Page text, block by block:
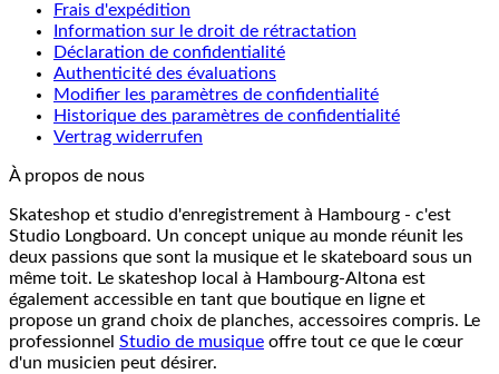
Frais d'expédition
Information sur le droit de rétractation
Déclaration de confidentialité
Authenticité des évaluations
Modifier les paramètres de confidentialité
Historique des paramètres de confidentialité
Vertrag widerrufen
À propos de nous
Skateshop et studio d'enregistrement à Hambourg - c'est
Studio Longboard. Un concept unique au monde réunit les
deux passions que sont la musique et le skateboard sous un
même toit. Le skateshop local à Hambourg-Altona est
également accessible en tant que boutique en ligne et
propose un grand choix de planches, accessoires compris. Le
professionnel Studio de musique offre tout ce que le cœur
d'un musicien peut désirer.